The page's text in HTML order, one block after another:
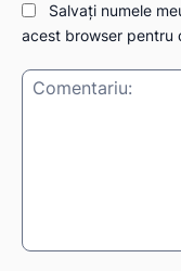
Salvați numele
acest browser pentru